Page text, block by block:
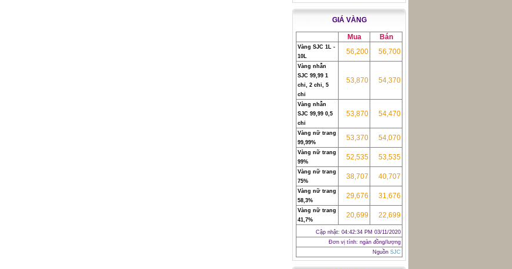
GIÁ VÀNG
Mua Bán
Vàng SJC 1L -
10L
56,200 56,700
Vàng nhẫn
SJC 99,99 1
chỉ, 2 chỉ, 5
chỉ
53,870 54,370
Vàng nhẫn
SJC 99,99 0,5
chỉ
53,870 54,470
Vàng nữ trang
99,99%
53,370 54,070
Vàng nữ trang
99%
52,535 53,535
Vàng nữ trang
75%
38,707 40,707
Vàng nữ trang
58,3%
29,676 31,676
Vàng nữ trang
41,7%
20,699 22,699
Cập nhật: 04:42:34 PM 03/11/2020
Đơn vị tính: ngàn đồng/lượng
Nguồn SJC